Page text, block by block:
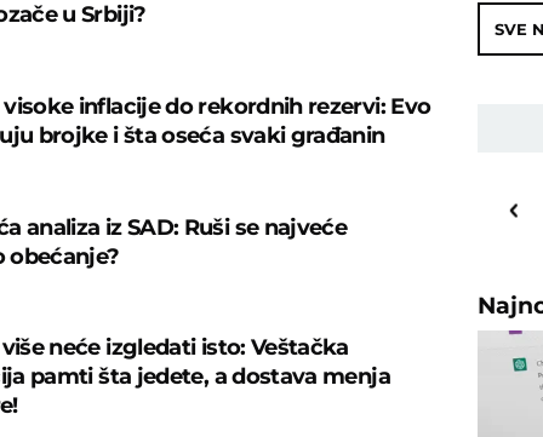
u Srbiji?
inflacije do rekordnih rezervi: Evo
brojke i šta oseća svaki građanin
analiza iz SAD: Ruši se najveće
obećanje?
neće izgledati isto: Veštačka
pamti šta jedete, a dostava menja
SVE
Priština